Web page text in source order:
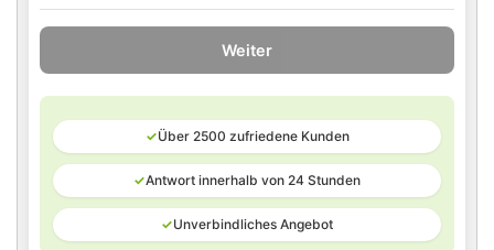
Weiter
✓Über 2500 zufriedene Kunden
✓Antwort innerhalb von 24 Stunden
✓Unverbindliches Angebot